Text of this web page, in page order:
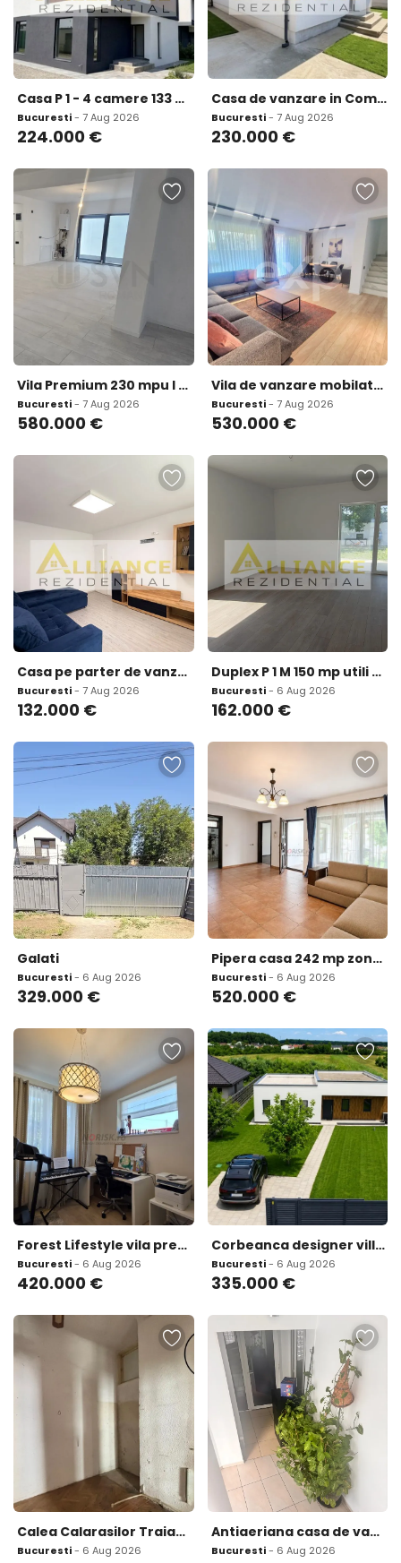
Casa P 1 - 4 camere 133 mp utili Teren
Bucuresti- 7 Aug 2026
224.000 €
Casa de vanzare in Comuna Berceni - Zona Aviatorilor
Bucuresti- 7 Aug 2026
230.000 €
Vila Premium 230 mpu I 2 Locuri Parcare incluse I Curte
Bucuresti- 7 Aug 2026
580.000 €
Vila de vanzare mobilata si utiliata Pipera rondul omv co
Bucuresti- 7 Aug 2026
530.000 €
Casa pe parter de vanzare in Comuna Berceni 3 camere
Bucuresti- 7 Aug 2026
132.000 €
Duplex P 1 M 150 mp utili 4 camere Teren 250 mp I T
Bucuresti- 6 Aug 2026
162.000 €
Galati
Bucuresti- 6 Aug 2026
329.000 €
Pipera casa 242 mp zona linistita curte privata
Bucuresti- 6 Aug 2026
520.000 €
Forest Lifestyle vila premium in Mogosoaia
Bucuresti- 6 Aug 2026
420.000 €
Corbeanca designer villa move in ready 1 082 mp land nzeb A
Bucuresti- 6 Aug 2026
335.000 €
Calea Calarasilor Traian Cladire interbelica P 2E Teren 586 mp
Bucuresti- 6 Aug 2026
Antiaeriana casa de vanzare 6 camere potential business notariat/clinica
Bucuresti- 6 Aug 2026